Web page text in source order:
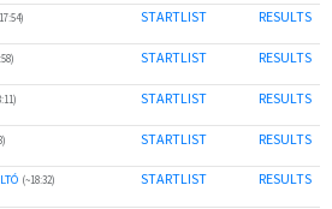
STARTLIST RESULTS
STARTLIST RESULTS
STARTLIST RESULTS
STARTLIST RESULTS
(~18:32)
STARTLIST RESULTS